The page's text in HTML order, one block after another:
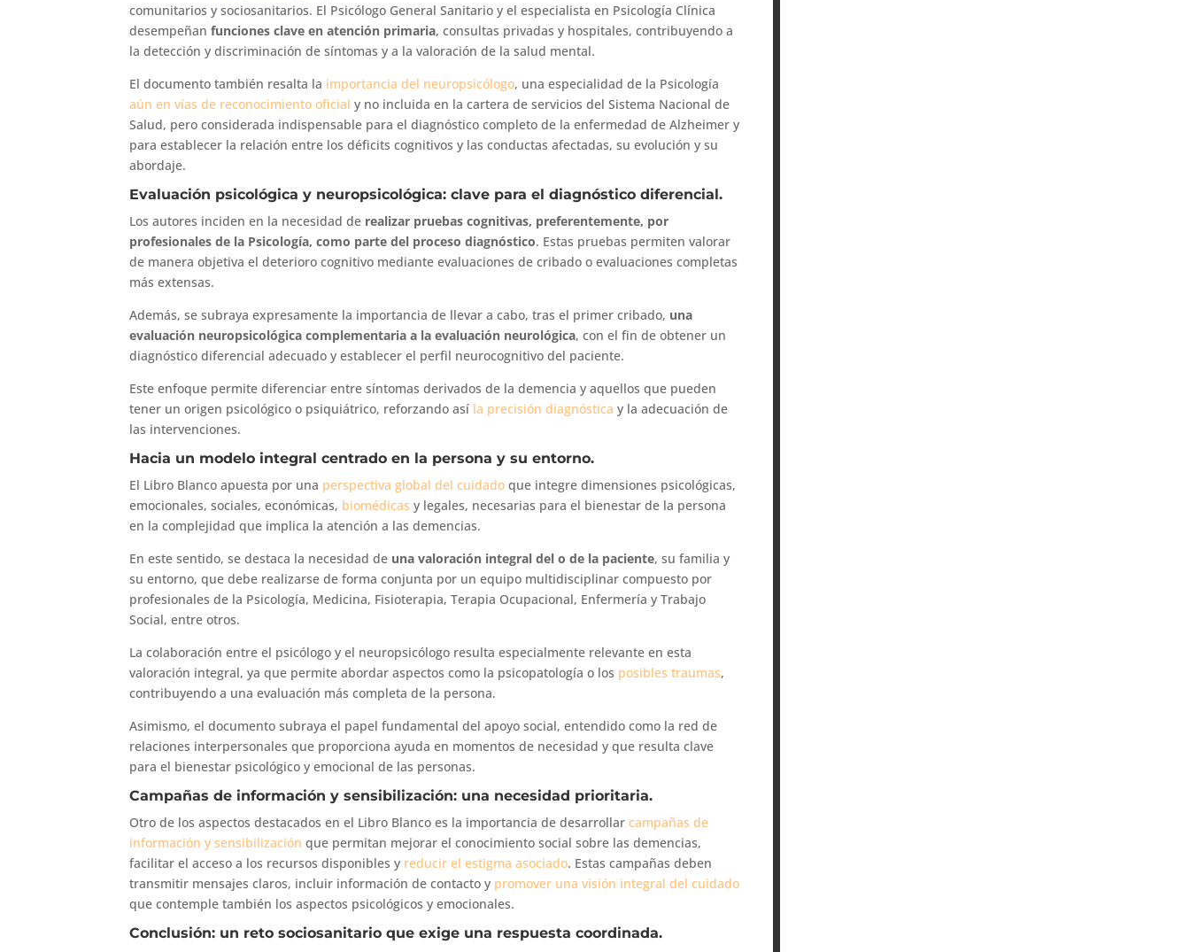
comunitarios y sociosanitarios. El Psicólogo General Sanitario y el especialista en Psicología Clínica
desempeñanfunciones clave en atención primaria, consultas privadas y hospitales, contribuyendo a
la detección y discriminación de síntomas y a la valoración de la salud mental.
El documento también resalta la importancia del neuropsicólogo, una especialidad de la Psicología
aún en vías de reconocimiento oficial y no incluida en la cartera de servicios del Sistema Nacional de
Salud, pero considerada indispensable para el diagnóstico completo de la enfermedad de Alzheimer y
para establecer la relación entre los déficits cognitivos y las conductas afectadas, su evolución y su
abordaje.
Evaluación psicológica y neuropsicológica: clave para el diagnóstico diferencial.
Los autores inciden en la necesidad de realizar pruebas cognitivas, preferentemente, por
profesionales de la Psicología, como parte del proceso diagnóstico. Estas pruebas permiten valorar
de manera objetiva el deterioro cognitivo mediante evaluaciones de cribado o evaluaciones completas
más extensas.
Además, se subraya expresamente la importancia de llevar a cabo, tras el primer cribado, una
evaluación neuropsicológica complementaria a la evaluación neurológica, con el fin de obtener un
diagnóstico diferencial adecuado y establecer el perfil neurocognitivo del paciente.
Este enfoque permite diferenciar entre síntomas derivados de la demencia y aquellos que pueden
tener un origen psicológico o psiquiátrico, reforzando así la precisión diagnóstica y la adecuación de
las intervenciones.
Hacia un modelo integral centrado en la persona y su entorno.
El Libro Blanco apuesta por una perspectiva global del cuidado que integre dimensiones psicológicas,
emocionales, sociales, económicas, biomédicas y legales, necesarias para el bienestar de la persona
en la complejidad que implica la atención a las demencias.
En este sentido, se destaca la necesidad de una valoración integral del o de la paciente, su familia y
su entorno, que debe realizarse de forma conjunta por un equipo multidisciplinar compuesto por
profesionales de la Psicología, Medicina, Fisioterapia, Terapia Ocupacional, Enfermería y Trabajo
Social, entre otros.
La colaboración entre el psicólogo y el neuropsicólogo resulta especialmente relevante en esta
valoración integral, ya que permite abordar aspectos como la psicopatología o los posibles traumas,
contribuyendo a una evaluación más completa de la persona.
Asimismo, el documento subraya el papel fundamental del apoyo social, entendido como la red de
relaciones interpersonales que proporciona ayuda en momentos de necesidad y que resulta clave
para el bienestar psicológico y emocional de las personas.
Campañas de información y sensibilización: una necesidad prioritaria.
Otro de los aspectos destacados en el Libro Blanco es la importancia de desarrollarcampañas de
información y sensibilización que permitan mejorar el conocimiento social sobre las demencias,
facilitar el acceso a los recursos disponibles y reducir el estigma asociado. Estas campañas deben
transmitir mensajes claros, incluir información de contacto y promover una visión integral del cuidado
que contemple también los aspectos psicológicos y emocionales.
Conclusión: un reto sociosanitario que exige una respuesta coordinada.